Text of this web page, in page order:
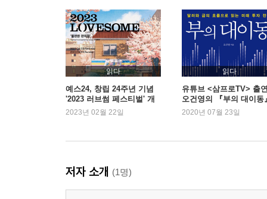
속이 보인다 : 경험치에 기반한 어른만의 언어
뒷담화 : 부정적 감정이 깃든 일에는 룰이 필요하
미안하다 : 털어내지 말고 심어둘 것
비난 ：다정한 사람들은 말수가 적다
지질하다 ：구차하면 좀 어때
상처 : 서로의 아픔을 볼 수 있다면
포장하다 : 주는 이의 마음이 담긴 그 무엇
염치가 있다 : 내가 꼭 지키고 싶은 것
Part 02. 감정의 언어
읽다
예스24, 창립 24주년 기념
'2023 러브썸 페스티벌' 개
최
2023년 02월 22일
읽다
유튜브 <삼프로TV> 출
오건영의 『부의 대이동
새로운 1위
2020년 07월 23일
저자 소개 (1명)